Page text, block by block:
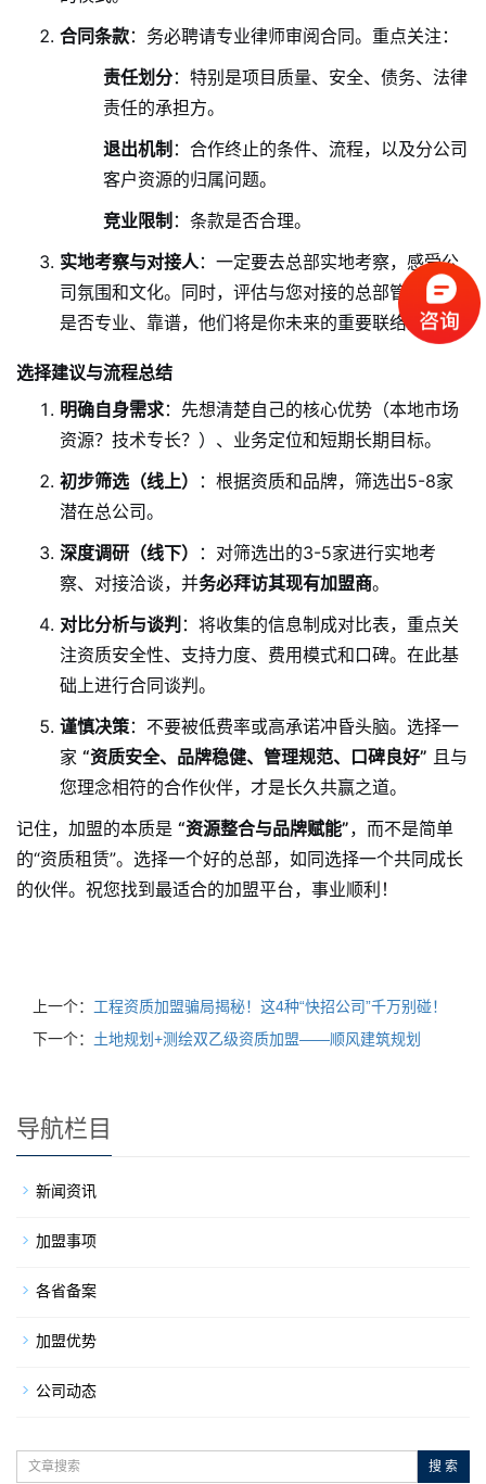
合同条款：务必聘请专业律师审阅合同。重点关注：
责任划分：特别是项目质量、安全、债务、法律
责任的承担方。
退出机制 ：合作终止的条件、流程，以及分公司
客户资源的归属问题。
竞业限制 ：条款是否合理。
实地考察与对接人 ：一定要去总部实地考察，感受公
司氛围和文化。同时，评估与您对接的总部管理人员
是否专业、靠谱，他们将是你未来的重要联络人。
选择建议与流程总结
明确自身需求：先想清楚自己的核心优势（本地市场
资源？技术专长？）、业务定位和短期长期目标。
初步筛选（线上）
：根据资质和品牌，筛选出5-8家
潜在总公司。
深度调研（线下）
：对筛选出的3-5家进行实地考
察、对接洽谈，并务必拜访其现有加盟商。
对比分析与谈判 ：将收集的信息制成对比表，重点关
注资质安全性、支持力度、费用模式和口碑。在此基
础上进行合同谈判。
谨慎决策：不要被低费率或高承诺冲昏头脑。选择一
家 “资质安全、品牌稳健、管理规范、口碑良好” 且与
您理念相符的合作伙伴，才是长久共赢之道。
记住，加盟的本质是 “资源整合与品牌赋能”，而不是简单
的“资质租赁”。选择一个好的总部，如同选择一个共同成长
的伙伴。祝您找到最适合的加盟平台，事业顺利！
上一个： 工程资质加盟骗局揭秘！这4种“快招公司”千万别碰！
下一个： 土地规划+测绘双乙级资质加盟——顺风建筑规划
导航栏目
新闻资讯
加盟事项
各省备案
加盟优势
公司动态
搜 索